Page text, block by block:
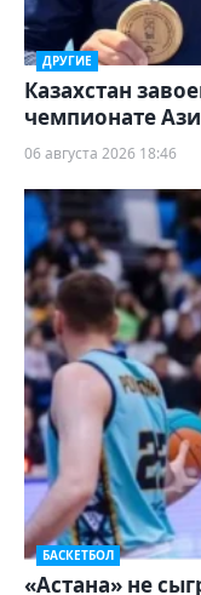
ДРУГИЕ
Казахстан
чемпионате
06 августа 2026 18:46
БАСКЕТБОЛ
«Астана» не